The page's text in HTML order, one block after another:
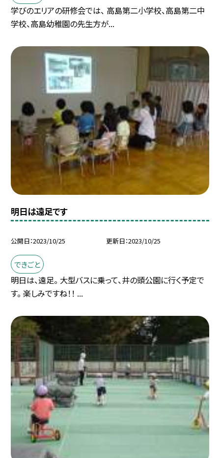
学びのエリアの研修会では、 高島第二小学校、高島第二中
学校、高島幼稚園の先生方が...
明日は遠足です
公開日 2023/10/25 更新日 2023/10/25
できごと
明日は、遠足。 大型バスに乗って、井の頭公園に行く予定で
す。 楽しみですね！！ ...